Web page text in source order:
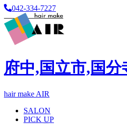
042-334-7227
府中,国立市,国
hair make AIR
SALON
PICK UP